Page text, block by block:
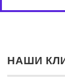
НАШИ